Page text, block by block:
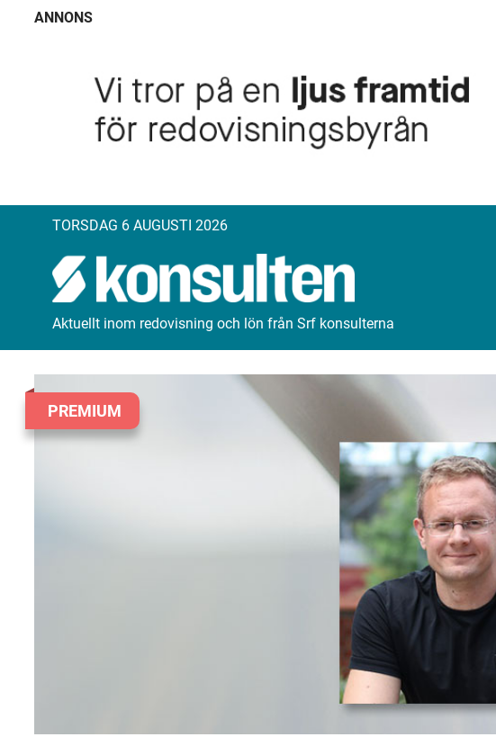
ANNONS
TORSDAG 6 AUGUSTI 2026
Aktuellt inom redovisning och lön från Srf konsulterna
PREMIUM